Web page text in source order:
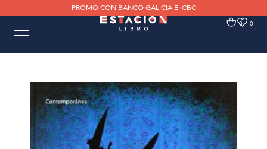
PROMO CON BANCO GALICIA E ICBC
0 0